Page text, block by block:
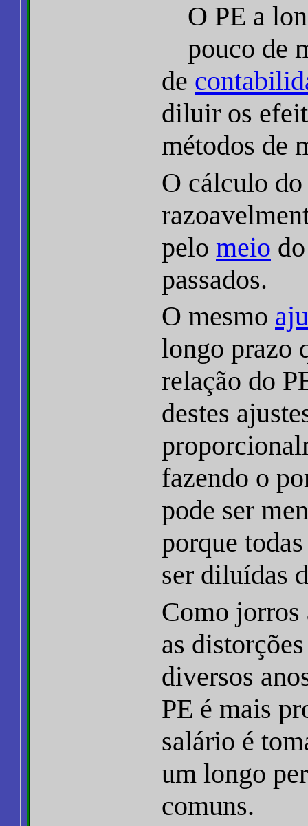
O PE a
pouco de
de
diluir os
métodos de
O cálculo
pelo meio
passados.
O mesmo
longo prazo
relação do
destes
fazendo o
pode ser
porque
ser diluídas
Como jorros
as
diversos
PE é mais
salário é
um longo
comuns.